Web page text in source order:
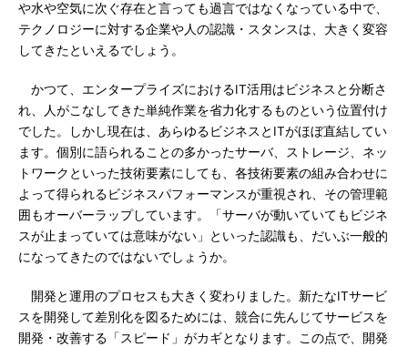
や水や空気に次ぐ存在と言っても過言ではなくなっている中で、
テクノロジーに対する企業や人の認識・スタンスは、大きく変容
してきたといえるでしょう。
かつて、エンタープライズにおけるIT活用はビジネスと分断さ
れ、人がこなしてきた単純作業を省力化するものという位置付け
でした。しかし現在は、あらゆるビジネスとITがほぼ直結してい
ます。個別に語られることの多かったサーバ、ストレージ、ネッ
トワークといった技術要素にしても、各技術要素の組み合わせに
よって得られるビジネスパフォーマンスが重視され、その管理範
囲もオーバーラップしています。「サーバが動いていてもビジネ
スが止まっていては意味がない」といった認識も、だいぶ一般的
になってきたのではないでしょうか。
開発と運用のプロセスも大きく変わりました。新たなITサービ
スを開発して差別化を図るためには、競合に先んじてサービスを
開発・改善する「スピード」がカギとなります。この点で、開発